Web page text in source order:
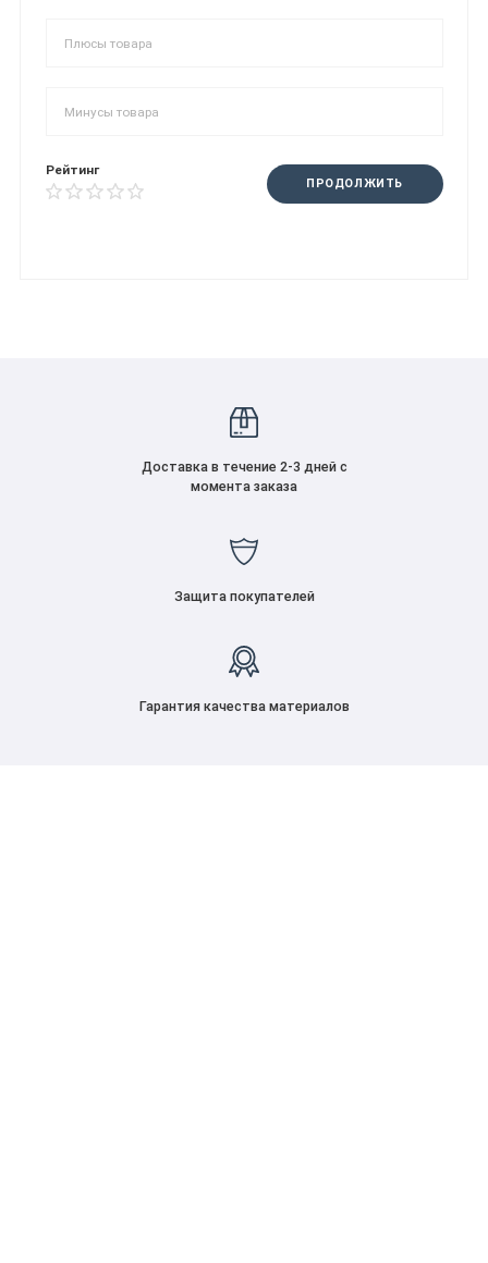
Рейтинг
ПРОДОЛЖИТЬ
Доставка в течение 2-3 дней с
момента заказа
Защита покупателей
Гарантия качества материалов